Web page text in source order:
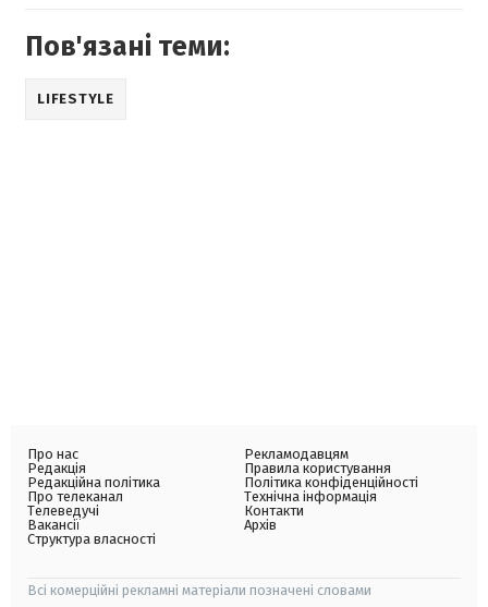
Пов'язані теми:
LIFESTYLE
Про нас
Редакція
Редакційна політика
Про телеканал
Телеведучі
Вакансії
Структура власності
Рекламодавцям
Правила користування
Політика конфіденційності
Технічна інформація
Контакти
Архів
Всі комерційні рекламні матеріали позначені словами